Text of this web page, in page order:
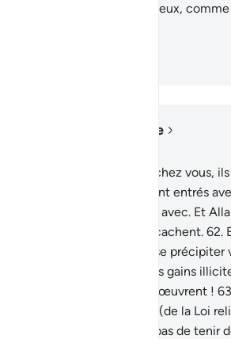
pour beaucoup d’entre eux,
Lire dans le contexte
Lorsqu’ils viennent chez vous,
croyons." Alors qu’ils sont entrés
et qu’ils [en] sont sortis avec. Et
parfaitement ce qu’ils cachent. 62.
beaucoup d’entre eux se
l’iniquité, et manger des gains
donc mauvais ce qu’ils œuvrent ! 63
rabbins et les docteurs (de la Loi
empêchent-ils [donc] pas de tenir